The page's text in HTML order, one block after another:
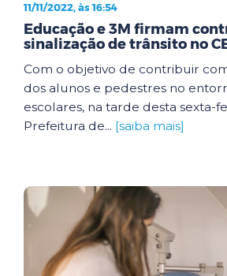
11/11/2022, às 16:54
Educação e 3M firmam
sinalização de trânsito no
Com o objetivo de contribuir
dos alunos e pedestres no
escolares, na tarde desta sexta-
Prefeitura de... [saiba mais]